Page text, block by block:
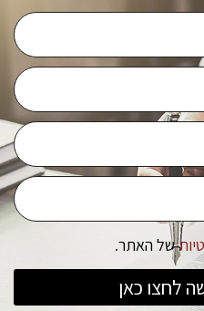
של האתר.
לחצו כאן